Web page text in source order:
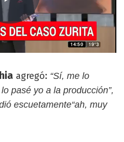
agregó: “Sí, me lo
pasé yo a la producción”,
escuetamente“ah, muy